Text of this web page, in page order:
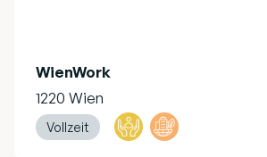
WienWork
1220 Wien
Vollzeit